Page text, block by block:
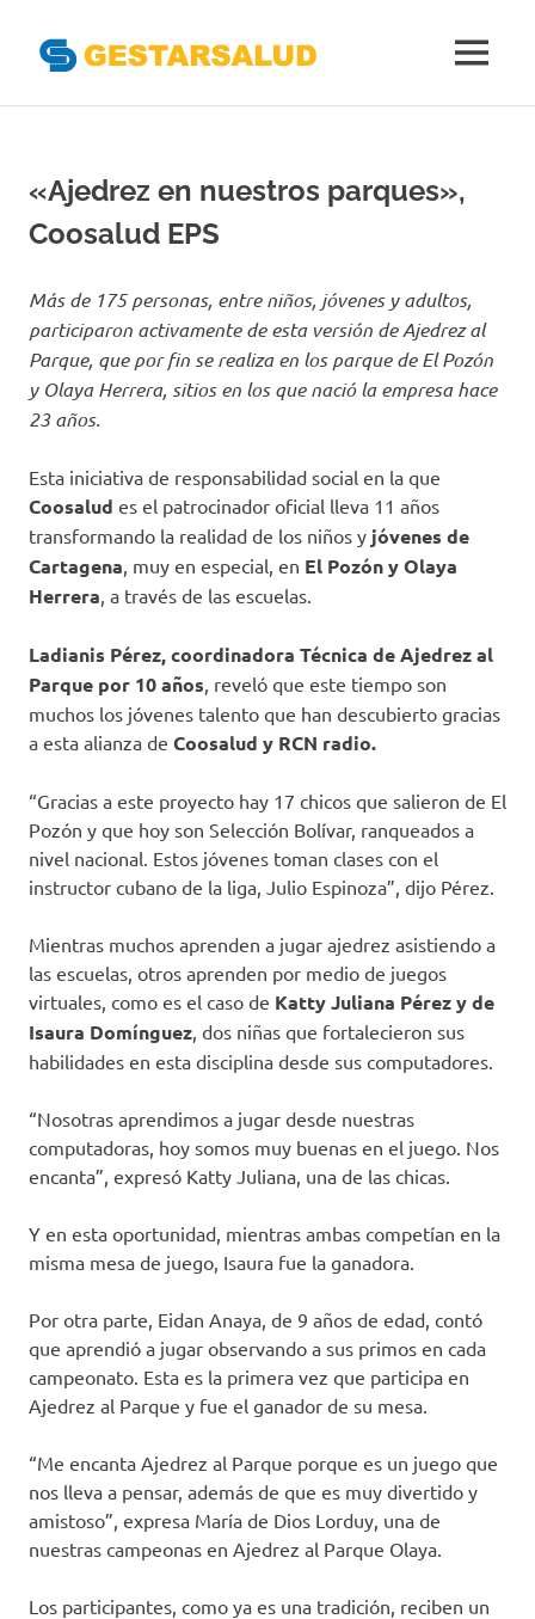
contenido
del
Aseguramiento
de
Salud
MENÚ
«Ajedrez en nuestros parques»,
Coosalud EPS
Más de 175 personas, entre niños, jóvenes y adultos,
participaron activamente de esta versión de Ajedrez al
Parque, que por fin se realiza en los parque de El Pozón
y Olaya Herrera, sitios en los que nació la empresa hace
23 años.
Esta iniciativa de responsabilidad social en la que
Coosalud es el patrocinador oficial lleva 11 años
transformando la realidad de los niños y jóvenes de
Cartagena, muy en especial, en El Pozón y Olaya
Herrera, a través de las escuelas.
Ladianis Pérez, coordinadora Técnica de Ajedrez al
Parque por 10 años, reveló que este tiempo son
muchos los jóvenes talento que han descubierto gracias
a esta alianza de Coosalud y RCN radio.
“Gracias a este proyecto hay 17 chicos que salieron de El
Pozón y que hoy son Selección Bolívar, ranqueados a
nivel nacional. Estos jóvenes toman clases con el
instructor cubano de la liga, Julio Espinoza”, dijo Pérez.
Mientras muchos aprenden a jugar ajedrez asistiendo a
las escuelas, otros aprenden por medio de juegos
virtuales, como es el caso de Katty Juliana Pérez y de
Isaura Domínguez, dos niñas que fortalecieron sus
habilidades en esta disciplina desde sus computadores.
“Nosotras aprendimos a jugar desde nuestras
computadoras, hoy somos muy buenas en el juego. Nos
encanta”, expresó Katty Juliana, una de las chicas.
Y en esta oportunidad, mientras ambas competían en la
misma mesa de juego, Isaura fue la ganadora.
Por otra parte, Eidan Anaya, de 9 años de edad, contó
que aprendió a jugar observando a sus primos en cada
campeonato. Esta es la primera vez que participa en
Ajedrez al Parque y fue el ganador de su mesa.
“Me encanta Ajedrez al Parque porque es un juego que
nos lleva a pensar, además de que es muy divertido y
amistoso”, expresa María de Dios Lorduy, una de
nuestras campeonas en Ajedrez al Parque Olaya.
Los participantes, como ya es una tradición, reciben un